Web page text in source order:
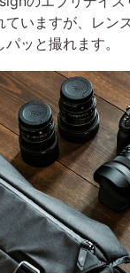
ていますが、レン
ッと撮れます。